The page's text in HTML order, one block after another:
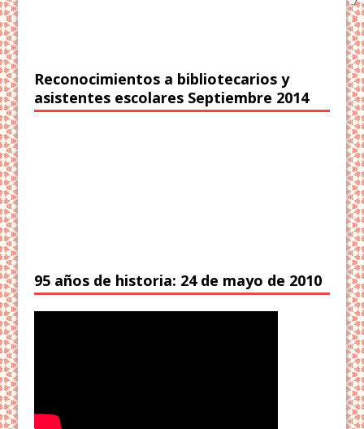
Reconocimientos a bibliotecarios y
asistentes escolares Septiembre 2014
95 años de historia: 24 de mayo de 2010